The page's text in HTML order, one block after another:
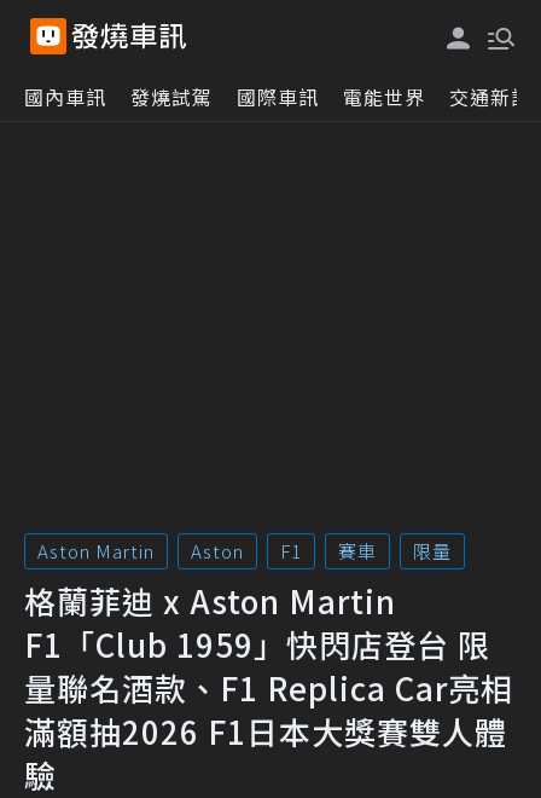
國內車訊 發燒試駕 國際車訊 電能世界 交通新訊
Aston Martin Aston F1 賽車 限量
格蘭菲迪 x Aston Martin
F1「Club 1959」快閃店登台 限
量聯名酒款、F1 Replica Car亮相
滿額抽2026 F1日本大獎賽雙人體
驗